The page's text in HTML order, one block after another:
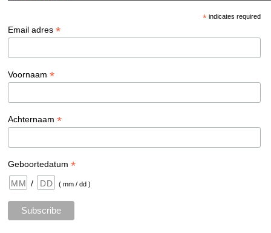
*indicates required
Email adres*
Voornaam*
Achternaam*
Geboortedatum*
/ ( mm / dd )